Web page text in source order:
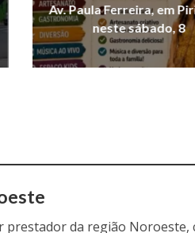
Av. Paula Ferreira, em
neste sábado, 8
prestador da região Noroeste,